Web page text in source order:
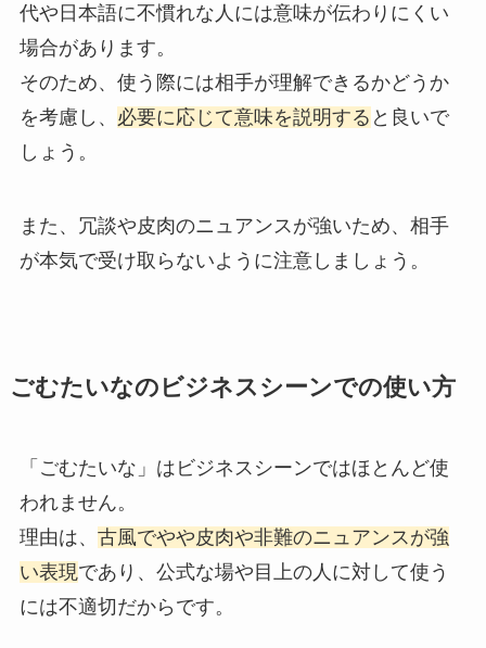
代や日本語に不慣れな人には意味が伝わりにくい
場合があります。
そのため、使う際には相手が理解できるかどうか
を考慮し、 必要に応じて意味を説明する と良いで
しょう。
また、冗談や皮肉のニュアンスが強いため、相手
が本気で受け取らないように注意しましょう。
ごむたいなのビジネスシーンでの使い方
「ごむたいな」はビジネスシーンではほとんど使
われません。
理由は、 古風でやや皮肉や非難のニュアンスが強
い表現であり、公式な場や目上の人に対して使う
には不適切だからです。